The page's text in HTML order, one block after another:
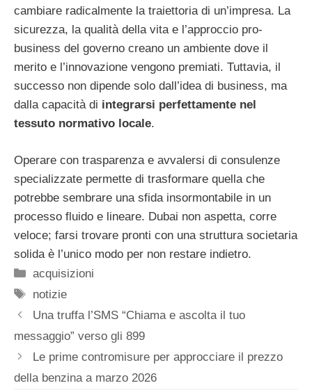
cambiare radicalmente la traiettoria di un’impresa. La
sicurezza, la qualità della vita e l’approccio pro-
business del governo creano un ambiente dove il
merito e l’innovazione vengono premiati. Tuttavia, il
successo non dipende solo dall’idea di business, ma
dalla capacità di integrarsi perfettamente nel
tessuto normativo locale.
Operare con trasparenza e avvalersi di consulenze
specializzate permette di trasformare quella che
potrebbe sembrare una sfida insormontabile in un
processo fluido e lineare. Dubai non aspetta, corre
veloce; farsi trovare pronti con una struttura societaria
solida è l’unico modo per non restare indietro.
Categorie
acquisizioni
Tag
notizie
Una truffa l’SMS “Chiama e ascolta il tuo
messaggio” verso gli 899
Le prime contromisure per approcciare il prezzo
della benzina a marzo 2026